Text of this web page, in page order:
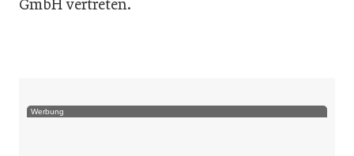
GmbH vertreten.
Werbung